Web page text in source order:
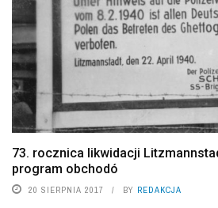
73. rocznica likwidacji
program obchodó
20 SIERPNIA 2017 BY REDAKCJA